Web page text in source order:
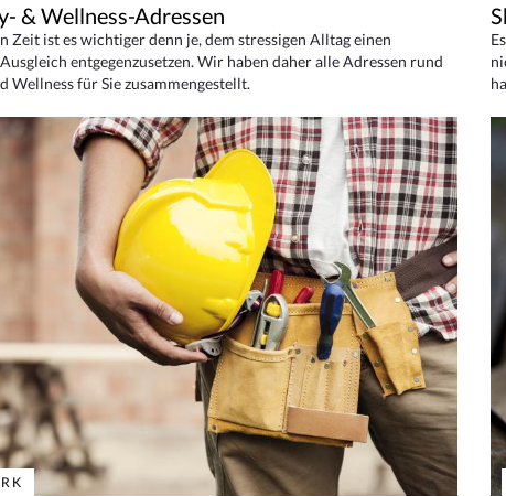
& Wellness-Adressen
Zeit ist es wichtiger denn je, dem stressigen Alltag einen
entgegenzusetzen. Wir haben daher alle Adressen rund
Wellness für Sie zusammengestellt.